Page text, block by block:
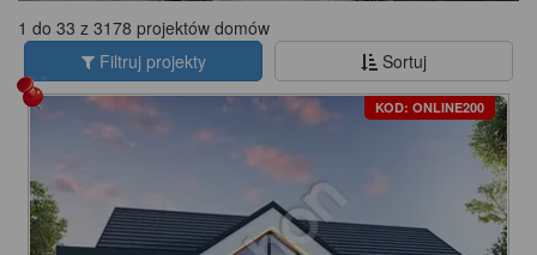
1 do 33 z 3178 projektów domów
Filtruj projekty
Sortuj
KOD: ONLINE200